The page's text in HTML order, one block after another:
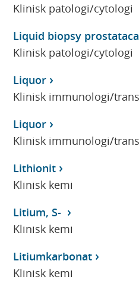
Klinisk patologi/cytologi
Liquid biopsy
Klinisk patologi/cytologi
Liquor
Klinisk immunologi/
Liquor
Klinisk immunologi/
Lithionit
Klinisk kemi
Litium, S-
Klinisk kemi
Litiumkarbonat
Klinisk kemi